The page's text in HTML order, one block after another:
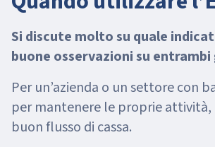
Si discute molto su quale
buone osservazioni su
Per un’azienda o un settore con
per mantenere le proprie attività,
buon flusso di cassa.